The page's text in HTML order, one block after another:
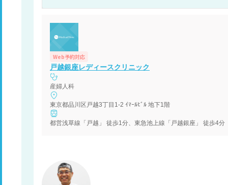
Web予約対応
戸越銀座レディースクリニック
産婦人科
東京都品川区戸越3丁目1-2 ｲﾏｰﾙﾋﾞﾙ 地下1階
都営浅草線「戸越」 徒歩1分、東急池上線「戸越銀座」 徒歩4分